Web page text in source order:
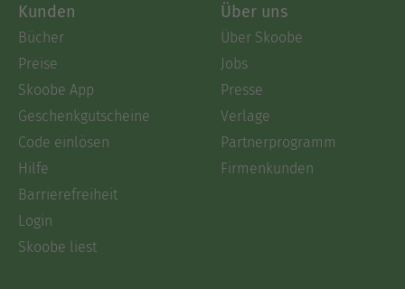
Kunden
Bücher
Preise
Skoobe App
Geschenkgutscheine
Code einlösen
Hilfe
Barrierefreiheit
Login
Skoobe liest
Über uns
Über Skoobe
Jobs
Presse
Verlage
Partnerprogramm
Firmenkunden